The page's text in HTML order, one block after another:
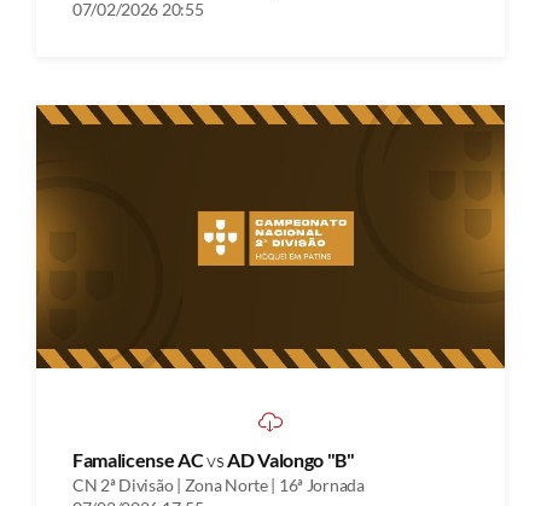
07/02/2026 20:55
Famalicense ACvsAD Valongo "B"
CN 2ª Divisão | Zona Norte | 16ª Jornada